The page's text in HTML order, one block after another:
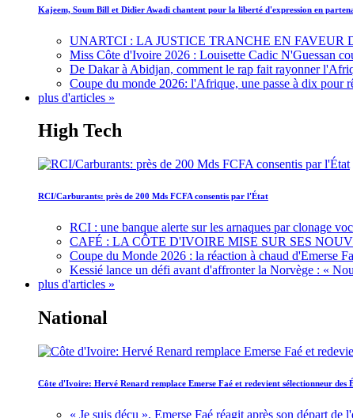
Kajeem, Soum Bill et Didier Awadi chantent pour la liberté d'expression en
UNARTCI : LA JUSTICE TRANCHE EN
Miss Côte d'Ivoire 2026 : Louisette Cadic N'Guessan
De Dakar à Abidjan, comment le rap fait rayonner
Coupe du monde 2026: l'Afrique, une passe à dix pour
plus d'articles »
High Tech
RCI/Carburants: près de 200 Mds FCFA consentis par l'État
RCI : une banque alerte sur les arnaques par clonage
CAFÉ : LA CÔTE D'IVOIRE MISE SUR SES
Coupe du Monde 2026 : la réaction à chaud d'Emerse
Kessié lance un défi avant d'affronter la Norvège : «
plus d'articles »
National
Côte d'Ivoire: Hervé Renard remplace Emerse Faé et redevient sélectionneur des
« Je suis déçu », Emerse Faé réagit après son départ